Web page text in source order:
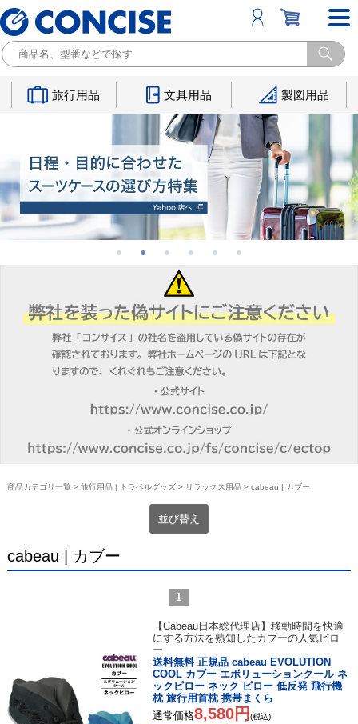
旅行用品 文具用品 製図用品
商品カテゴリ一覧 > 旅行用品 | トラベルグッズ> リラックス用品> cabeau | カブー
並び替え
cabeau | カブー
1
【Cabeau日本総代理店】移動時間を快適
にする方法を熟知したカブーの人気ピロ
ー
送料無料 正規品 cabeau EVOLUTION
COOL カブー エボリューションクール ネ
ックピロー ネック ピロー 低反発 飛行機
枕 旅行用首枕 携帯まくら
通常価格8,580円 (税込)